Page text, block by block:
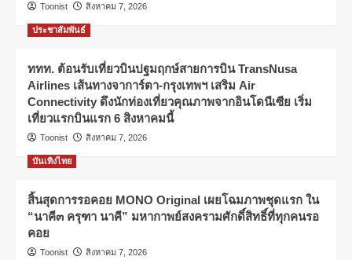
Toonist สิงหาคม 7, 2026
ประชาสัมพันธ์
ททท. ต้อนรับเที่ยวบินปฐมฤกษ์สายการบิน TransNusa
Airlines เส้นทางจาการ์ตา-กรุงเทพฯ เสริม Air
Connectivity ดึงนักท่องเที่ยวคุณภาพจากอินโดนีเซีย เริ่ม
เที่ยวแรกบินแรก 6 สิงหาคมนี้
Toonist สิงหาคม 7, 2026
บันเทิงไทย
สิ้นสุดการรอคอย MONO Original เผยโฉมภาพชุดแรก ใน
“นาคี๓ ครุฑา นาคี” มหากาพย์สงครามศักดิ์สิทธิ์ที่ทุกคนรอ
คอย
Toonist สิงหาคม 7, 2026